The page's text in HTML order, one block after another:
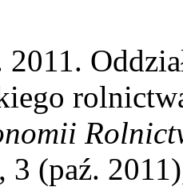
3 (paź.